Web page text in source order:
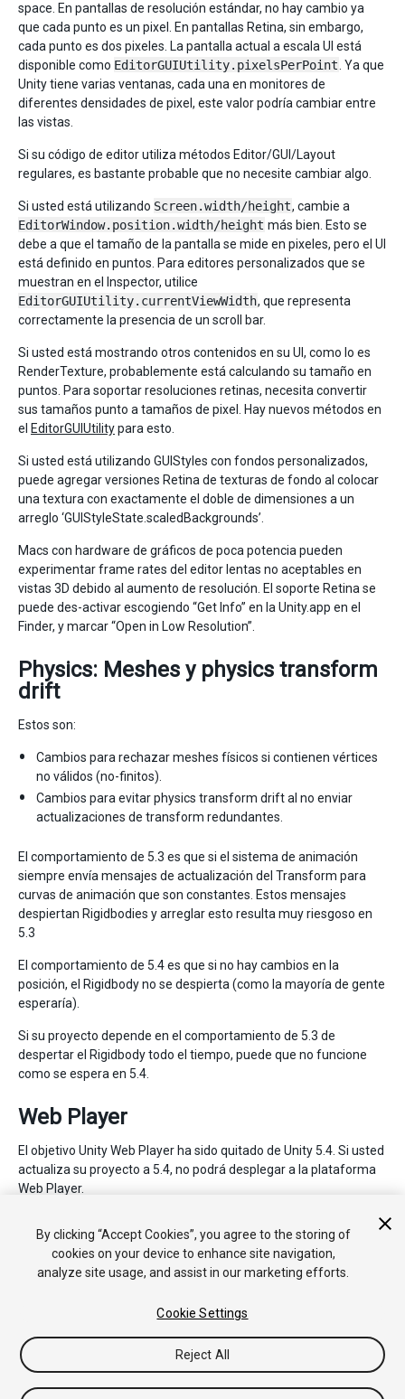
space. En pantallas de resolución estándar, no hay cambio ya
que cada punto es un pixel. En pantallas Retina, sin embargo,
cada punto es dos pixeles. La pantalla actual a escala UI está
disponible como EditorGUIUtility.pixelsPerPoint . Ya que
Unity tiene varias ventanas, cada una en monitores de
diferentes densidades de pixel, este valor podría cambiar entre
las vistas.
Si su código de editor utiliza métodos Editor/GUI/Layout
regulares, es bastante probable que no necesite cambiar algo.
Si usted está utilizando Screen.width/height, cambie a
EditorWindow.position.width/height más bien. Esto se
debe a que el tamaño de la pantalla se mide en pixeles, pero el UI
está definido en puntos. Para editores personalizados que se
muestran en el Inspector, utilice
EditorGUIUtility.currentViewWidth, que representa
correctamente la presencia de un scroll bar.
Si usted está mostrando otros contenidos en su UI, como lo es
RenderTexture, probablemente está calculando su tamaño en
puntos. Para soportar resoluciones retinas, necesita convertir
sus tamaños punto a tamaños de pixel. Hay nuevos métodos en
el EditorGUIUtilitypara esto.
Si usted está utilizando GUIStyles con fondos personalizados,
puede agregar versiones Retina de texturas de fondo al colocar
una textura con exactamente el doble de dimensiones a un
arreglo ‘GUIStyleState.scaledBackgrounds’.
Macs con hardware de gráficos de poca potencia pueden
experimentar frame rates del editor lentas no aceptables en
vistas 3D debido al aumento de resolución. El soporte Retina se
puede des-activar escogiendo “Get Info” en la Unity.app en el
Finder, y marcar “Open in Low Resolution”.
Physics: Meshes y physics transform
drift
Estos son:
Cambios para rechazar meshes físicos si contienen vértices
no válidos (no-finitos).
Cambios para evitar physics transform drift al no enviar
actualizaciones de transform redundantes.
El comportamiento de 5.3 es que si el sistema de animación
siempre envía mensajes de actualización del Transform para
curvas de animación que son constantes. Estos mensajes
despiertan Rigidbodies y arreglar esto resulta muy riesgoso en
5.3
El comportamiento de 5.4 es que si no hay cambios en la
posición, el Rigidbody no se despierta (como la mayoría de gente
esperaría).
Si su proyecto depende en el comportamiento de 5.3 de
despertar el Rigidbody todo el tiempo, puede que no funcione
como se espera en 5.4.
Web Player
El objetivo Unity Web Player ha sido quitado de Unity 5.4. Si usted
actualiza su proyecto a 5.4, no podrá desplegar a la plataforma
Web Player.
mantener, no los actualice a 5.4 o posterior.
By clicking “Accept Cookies”, you agree to the storing of
cookies on your device to enhance site navigation,
analyze site usage, and assist in our marketing efforts.
Cookie Settings
Reject All